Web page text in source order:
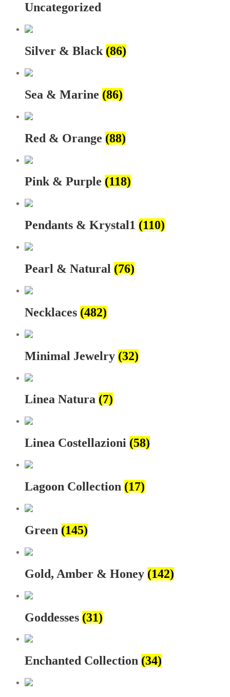
Uncategorized
Silver & Black (86)
Sea & Marine (86)
Red & Orange (88)
Pink & Purple (118)
Pendants & Krystal1 (110)
Pearl & Natural (76)
Necklaces (482)
Minimal Jewelry (32)
Linea Natura (7)
Linea Costellazioni (58)
Lagoon Collection (17)
Green (145)
Gold, Amber & Honey (142)
Goddesses (31)
Enchanted Collection (34)